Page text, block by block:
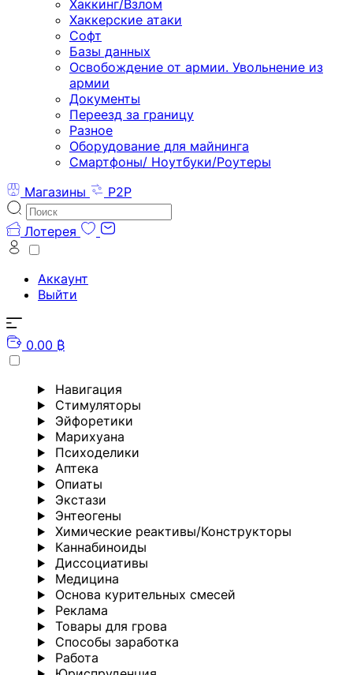
Хаккинг/Взлом
Хаккерские атаки
Софт
Базы данных
Освобождение от армии. Увольнение из
армии
Документы
Переезд за границу
Разное
Оборудование для майнинга
Смартфоны/ Ноутбуки/Роутеры
Магазины
P2P
Лотерея
Аккаунт
Выйти
0.00 ₿
Навигация
Стимуляторы
Эйфоретики
Марихуана
Психоделики
Аптека
Опиаты
Экстази
Энтеогены
Химические реактивы/Конструкторы
Каннабиноиды
Диссоциативы
Медицина
Основа курительных смесей
Реклама
Товары для грова
Способы заработка
Работа